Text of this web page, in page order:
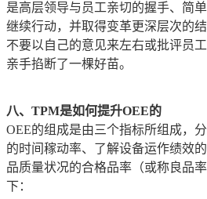
是高层领导与员工亲切的握手、简
继续行动，并取得变革更深层次的
不要以自己的意见来左右或批评员
亲手掐断了一棵好苗。
八、TPM是如何提升OEE的
OEE的组成是由三个指标所组成，
的时间稼动率、了解设备运作绩效
品质量状况的合格品率（或称良品
下：